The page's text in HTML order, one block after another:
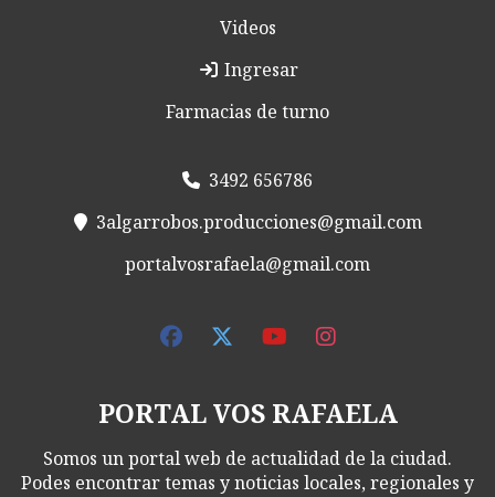
Videos
Ingresar
Farmacias de turno
PORTAL VOS RAFAELA
Somos un portal web de actualidad de la ciudad.
Podes encontrar temas y noticias locales, regionales y
3492 656786
3algarrobos.producciones@gmail.com
portalvosrafaela@gmail.com